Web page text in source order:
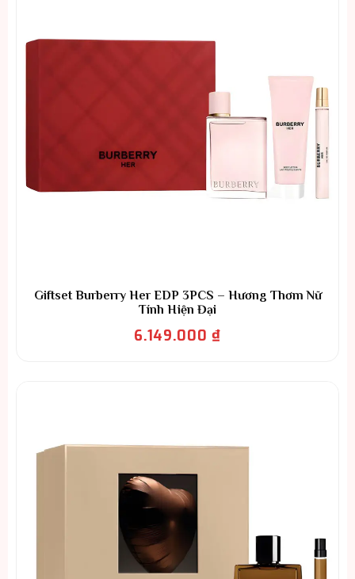
Giftset Burberry Her EDP 3PCS – Hương Thơm Nữ
Tính Hiện Đại
6.149.000₫